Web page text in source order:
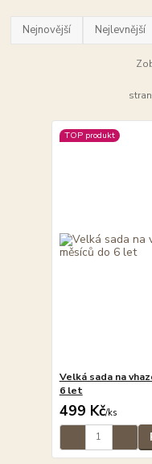
Nejnovější Nejlevnější
TOP produkt
Velká sada na
6 let
499 Kč/ks